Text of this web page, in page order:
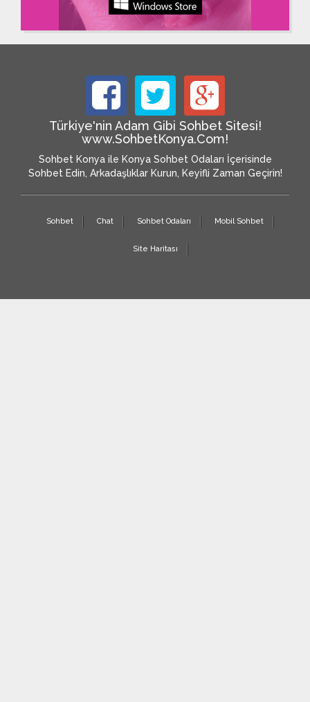
Türkiye'nin Adam Gibi Sohbet Sitesi!
www.SohbetKonya.Com!
Sohbet Konya ile Konya Sohbet Odaları İçerisinde
Sohbet Edin, Arkadaşlıklar Kurun, Keyifli Zaman Geçirin!
Sohbet Chat Sohbet Odaları Mobil Sohbet
Site Haritası